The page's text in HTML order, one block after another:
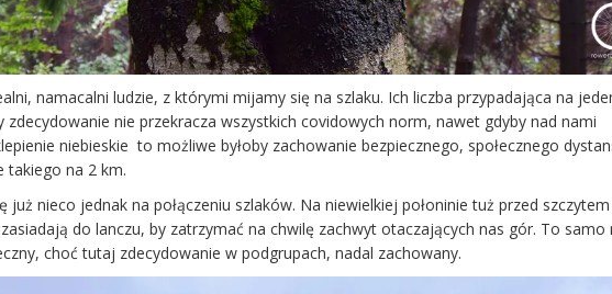
namacalni ludzie, z którymi mijamy się na szlaku. Ich liczba przypadająca na
nie przekracza wszystkich covidowych norm, nawet gdyby nad nami
niebieskie to możliwe byłoby zachowanie bezpiecznego, społecznego
takiego na 2 km.
już nieco jednak na połączeniu szlaków. Na niewielkiej połoninie tuż przed szczytem
do lanczu, by zatrzymać na chwilę zachwyt otaczających nas gór. To samo
choć tutaj zdecydowanie w podgrupach, nadal zachowany.